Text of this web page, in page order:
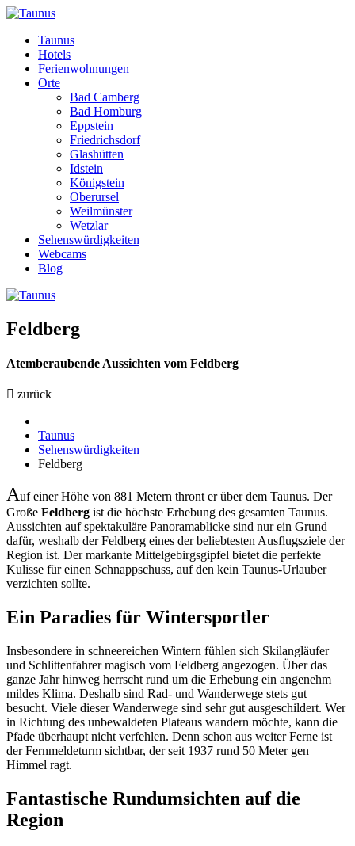
Taunus
Hotels
Ferienwohnungen
Orte
Bad Camberg
Bad Homburg
Eppstein
Friedrichsdorf
Glashütten
Idstein
Königstein
Oberursel
Weilmünster
Wetzlar
Sehenswürdigkeiten
Webcams
Blog
Feldberg
Atemberaubende Aussichten vom Feldberg
zurück
Taunus
Sehenswürdigkeiten
Feldberg
Auf einer Höhe von 881 Metern thront er über dem Taunus. Der
Große Feldberg ist die höchste Erhebung des gesamten Taunus.
Aussichten auf spektakuläre Panoramablicke sind nur ein Grund
dafür, weshalb der Feldberg eines der beliebtesten Ausflugsziele der
Region ist. Der markante Mittelgebirgsgipfel bietet die perfekte
Kulisse für einen Schnappschuss, auf den kein Taunus-Urlauber
verzichten sollte.
Ein Paradies für Wintersportler
Insbesondere in schneereichen Wintern fühlen sich Skilangläufer
und Schlittenfahrer magisch vom Feldberg angezogen. Über das
ganze Jahr hinweg herrscht rund um die Erhebung ein angenehm
mildes Klima. Deshalb sind Rad- und Wanderwege stets gut
besucht. Viele dieser Wanderwege sind sehr gut ausgeschildert. Wer
in Richtung des unbewaldeten Plateaus wandern möchte, kann die
Pfade überhaupt nicht verfehlen. Denn schon aus weiter Ferne ist
der Fernmeldeturm sichtbar, der seit 1937 rund 50 Meter gen
Himmel ragt.
Fantastische Rundumsichten auf die
Region